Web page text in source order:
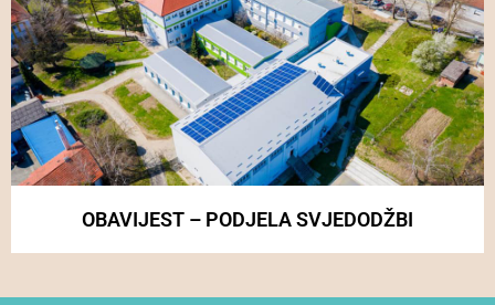
OBAVIJEST – PODJELA SVJEDODŽBI